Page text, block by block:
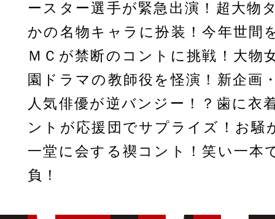
ースター選手が緊急出演！超大物
かの名物キャラに扮装！今年世間
ＭＣが禁断のコントに挑戦！大物
園ドラマの教師役を怪演！新企画
人気俳優が逆バンジー！？歯に衣
ントが応援団でサプライズ！お騒
一堂に会する禊コント！笑い一本
負！